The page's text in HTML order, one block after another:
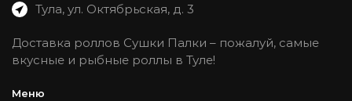
Тула, ул. Октябрьская, д. 3
Доставка роллов Сушки Палки – пожалуй, самые
вкусные и рыбные роллы в Туле!
Меню